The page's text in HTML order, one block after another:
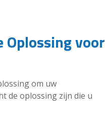
voor
om uw
de oplossing zijn die u